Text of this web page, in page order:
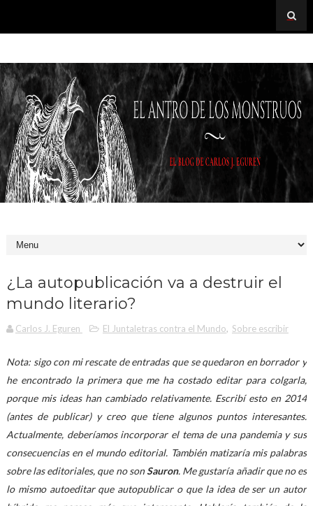
¿La autopublicación va a destruir el
mundo literario?
Carlos J. Eguren El Juntaletras contra el Mundo, Sobre escribir
Nota: sigo con mi rescate de entradas que se quedaron en borrador y
he encontrado la primera que me ha costado editar para colgarla,
porque mis ideas han cambiado relativamente. Escribí esto en 2014
(antes de publicar) y creo que tiene algunos puntos interesantes.
Actualmente, deberíamos incorporar el tema de una pandemia y sus
consecuencias en el mundo editorial. También matizaría mis palabras
sobre las editoriales, que no sonSauron. Me gustaría añadir que no es
lo mismo autoeditar que autopublicar o que la idea de ser un autor